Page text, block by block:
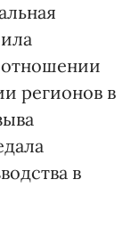
отношении
регионов в
в